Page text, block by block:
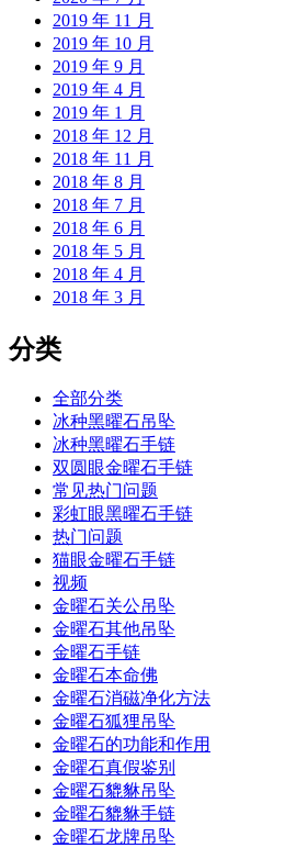
2019 年 11 月
2019 年 10 月
2019 年 9 月
2019 年 4 月
2019 年 1 月
2018 年 12 月
2018 年 11 月
2018 年 8 月
2018 年 7 月
2018 年 6 月
2018 年 5 月
2018 年 4 月
2018 年 3 月
分类
全部分类
冰种黑曜石吊坠
冰种黑曜石手链
双圆眼金曜石手链
常见热门问题
彩虹眼黑曜石手链
热门问题
猫眼金曜石手链
视频
金曜石关公吊坠
金曜石其他吊坠
金曜石手链
金曜石本命佛
金曜石消磁净化方法
金曜石狐狸吊坠
金曜石的功能和作用
金曜石真假鉴别
金曜石貔貅吊坠
金曜石貔貅手链
金曜石龙牌吊坠